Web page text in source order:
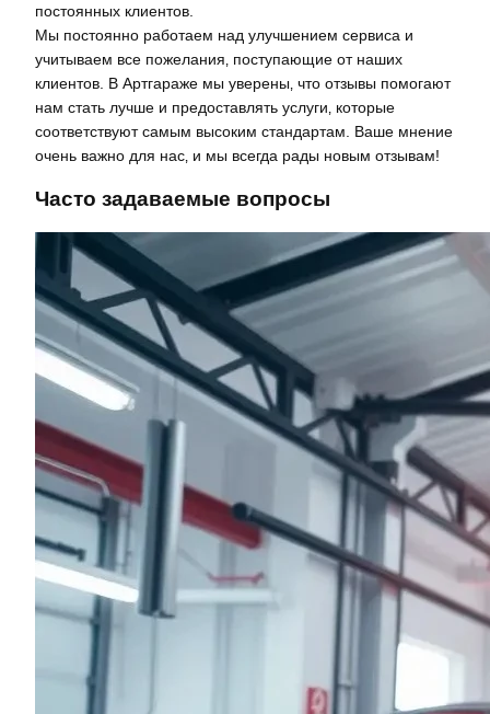
постоянных клиентов.
Мы постоянно работаем над улучшением сервиса и
учитываем все пожелания‚ поступающие от наших
клиентов. В Артгараже мы уверены‚ что отзывы помогают
нам стать лучше и предоставлять услуги‚ которые
соответствуют самым высоким стандартам. Ваше мнение
очень важно для нас‚ и мы всегда рады новым отзывам!
Часто задаваемые вопросы